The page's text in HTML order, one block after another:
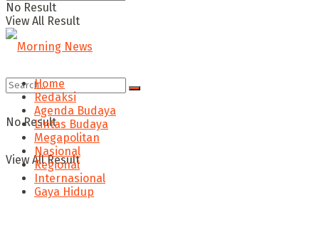
No Result
View All Result
No Result
View All Result
Home
Redaksi
Agenda Budaya
Lintas Budaya
Megapolitan
Nasional
Regional
Internasional
Gaya Hidup